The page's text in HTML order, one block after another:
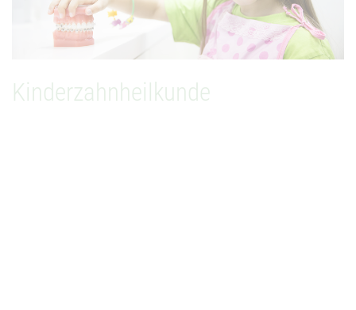
kennenlernen, Geräusche wahrnehmen und mit dem
Sauger Wasser aus dem Becher saugen dürfen. Wir
arbeiten in Kooperation mit Kieferorthopäden und
Kinderzahnheilkunde